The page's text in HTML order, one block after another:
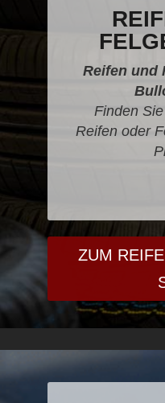
Reifen und
Finden
Reifen oder
ZUM